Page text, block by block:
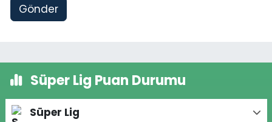
Gönder
Süper Lig Puan Durumu
Süper Lig